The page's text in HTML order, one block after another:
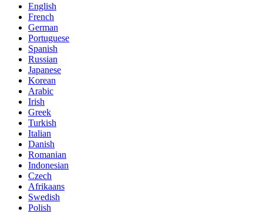
English
French
German
Portuguese
Spanish
Russian
Japanese
Korean
Arabic
Irish
Greek
Turkish
Italian
Danish
Romanian
Indonesian
Czech
Afrikaans
Swedish
Polish